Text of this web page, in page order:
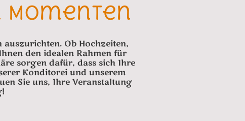
Ob Hochzeiten,
den idealen Rahmen für
sorgen dafür, dass sich Ihre
Konditorei und unserem
Sie uns, Ihre Veranstaltung